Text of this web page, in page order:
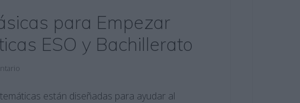
para Empezar
ESO y Bachillerato
están diseñadas para ayudar al